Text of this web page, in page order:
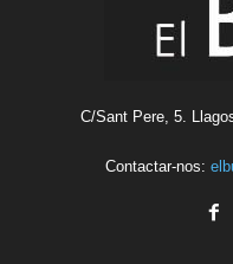
C/Sant Pere, 5.
Contactar-nos: